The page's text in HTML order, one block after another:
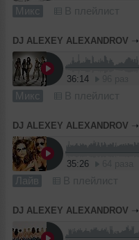
Микс В плейлист
DJ ALEXEY ALEXANDROV ➝
36:14
Микс В плейлист
DJ ALEXEY ALEXANDROV ➝
35:26
Лайв В плейлист
DJ ALEXEY ALEXANDROV ➝